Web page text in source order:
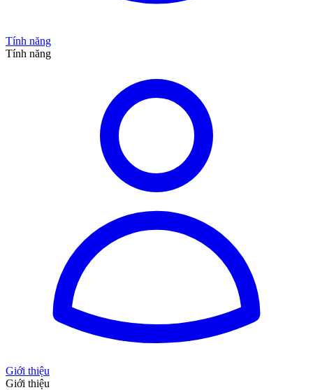
Tính năng
Tính năng
Giới thiệu
Giới thiệu